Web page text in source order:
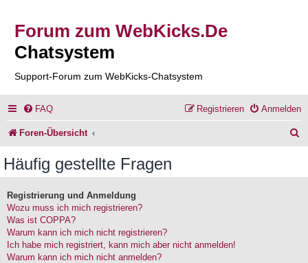
Forum zum WebKicks.De
Chatsystem
Support-Forum zum WebKicks-Chatsystem
FAQ Anmelden
Registrieren
Foren-Übersicht
Häufig gestellte Fragen
Registrierung und Anmeldung
Wozu muss ich mich registrieren?
Was ist COPPA?
Warum kann ich mich nicht registrieren?
Ich habe mich registriert, kann mich aber nicht anmelden!
Warum kann ich mich nicht anmelden?